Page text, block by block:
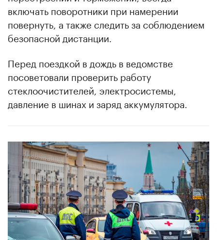
включать поворотники при намерении
повернуть, а также следить за соблюдением
безопасной дистанции.
Перед поездкой в дождь в ведомстве
посоветовали проверить работу
стеклоочистителей, электросистемы,
давление в шинах и заряд аккумулятора.